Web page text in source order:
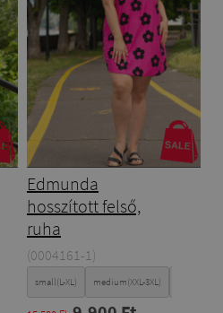
Large(4XL-5XL)
Edmunda
hosszított felső,
ruha
(0004161-1)
small(L-XL) medium(XXL-3XL)